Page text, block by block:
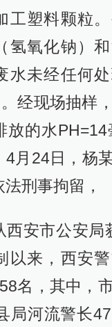
工塑料颗粒
氢氧化钠）
水未经任何
经现场抽样
放的水
4月24日，杨
刑事拘留，
西安市公安局
以来，西安
名，其中，
局河流警长